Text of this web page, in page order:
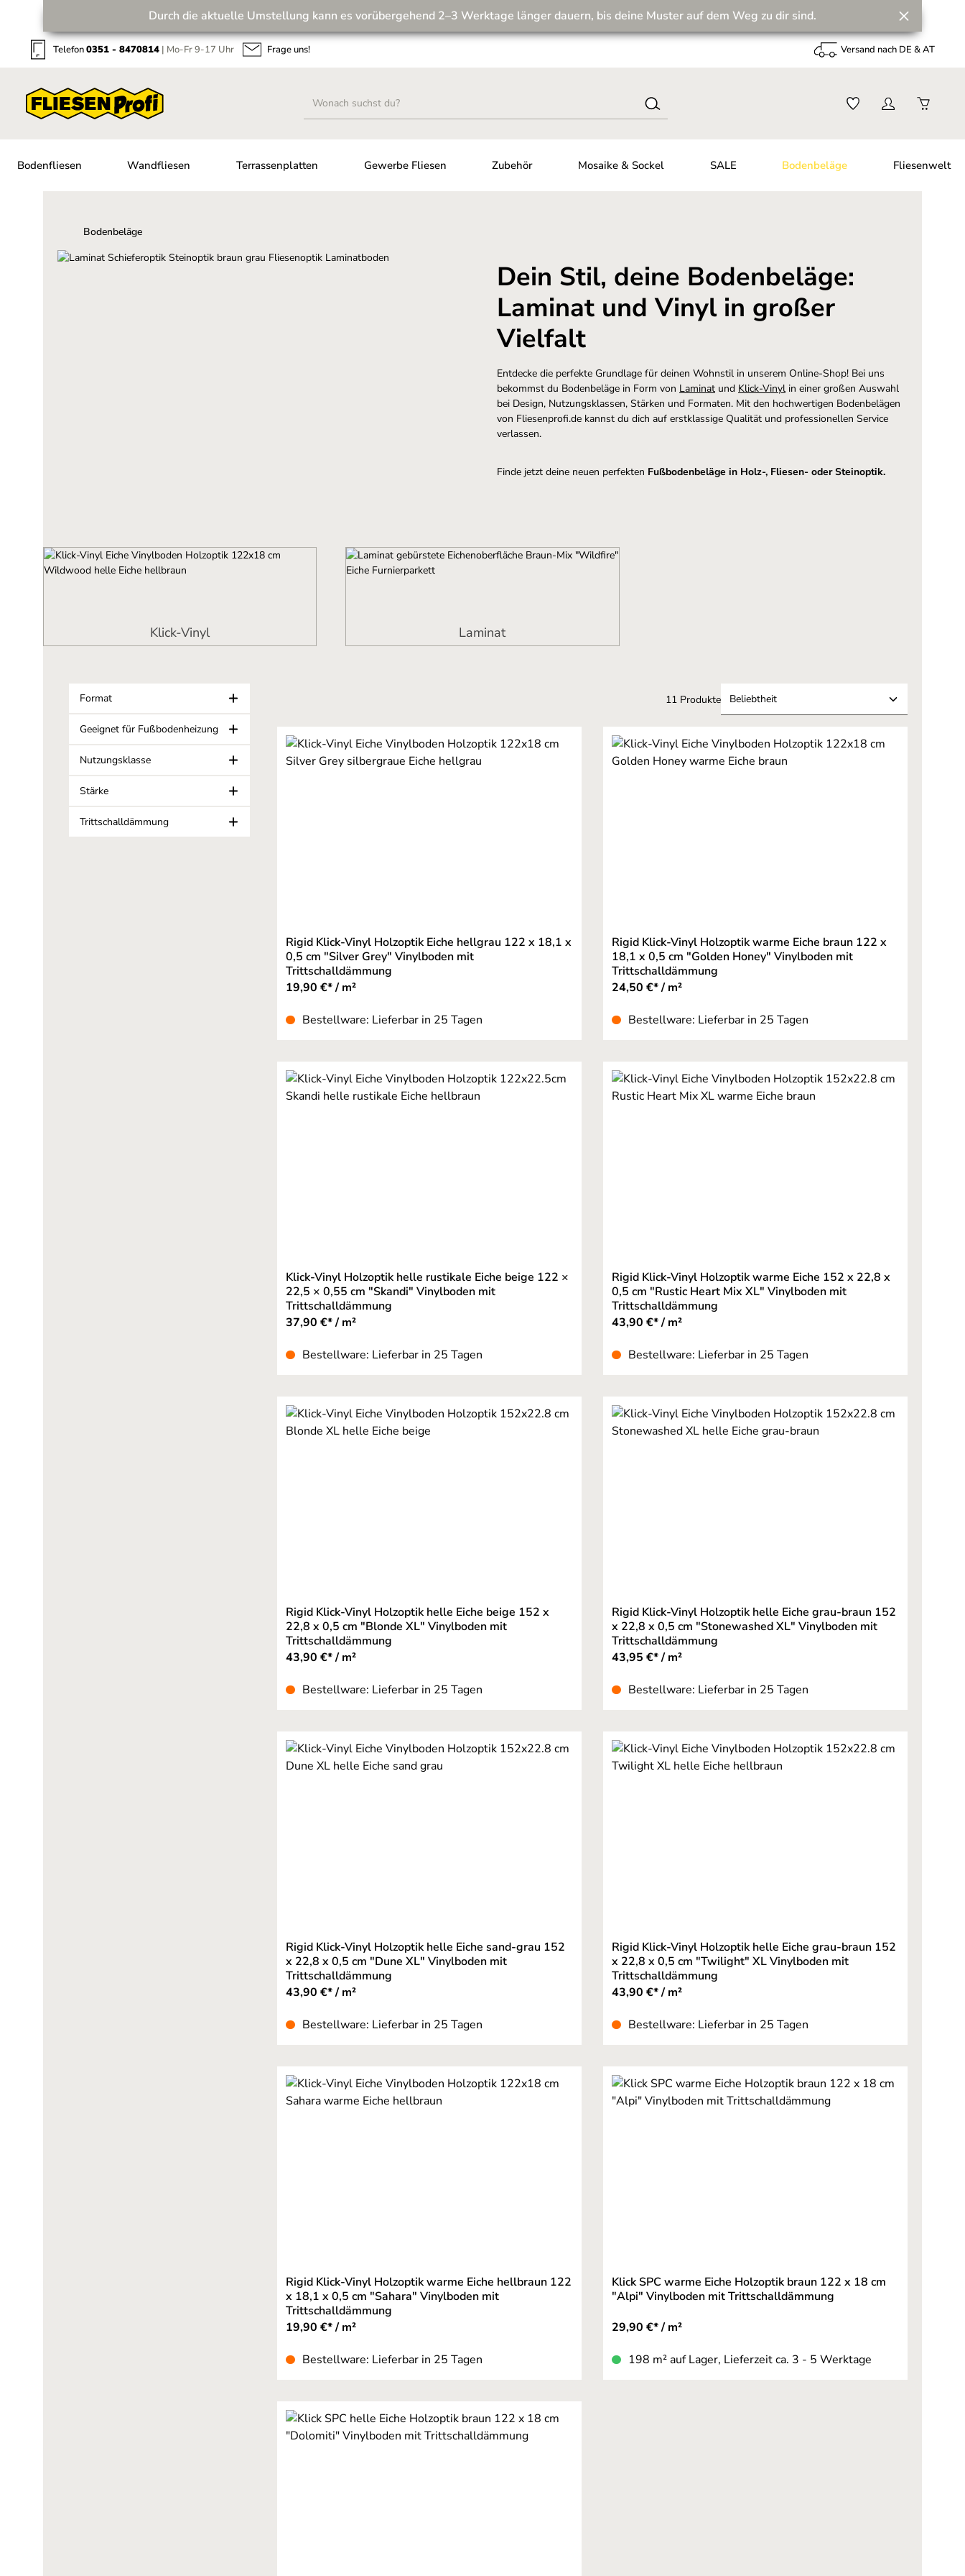
Zur Hauptnavigation springen
Wir machen unseren Musterversand fit für die Zukunft! 💪
Durch die aktuelle Umstellung kann es vorübergehend 2–3 Werktage länger dauern, bis deine Muster auf dem Weg zu dir sind.
Telefon0351 - 8470814 | Mo-Fr 9-17 Uhr Frage uns! Versand nach DE & AT
Bodenfliesen Wandfliesen Terrassenplatten Gewerbe Fliesen Zubehör Mosaike & Sockel SALE Bodenbeläge Fliesenwelt
Bodenbeläge
Dein Stil, deine Bodenbeläge:
Laminat und Vinyl in großer
Vielfalt
Entdecke die perfekte Grundlage für deinen Wohnstil in unserem Online-Shop! Bei uns
bekommst du Bodenbeläge in Form von Laminat und Klick-Vinyl in einer großen Auswahl
bei Design, Nutzungsklassen, Stärken und Formaten. Mit den hochwertigen Bodenbelägen
von Fliesenprofi.de kannst du dich auf erstklassige Qualität und professionellen Service
verlassen.
Finde jetzt deine neuen perfekten Fußbodenbeläge in Holz-, Fliesen- oder Steinoptik.
Klick-Vinyl Laminat
Format
Geeignet für Fußbodenheizung
Nutzungsklasse
Stärke
Trittschalldämmung
11 Produkte
Rigid Klick-Vinyl Holzoptik Eiche hellgrau 122 x 18,1 x
0,5 cm "Silver Grey" Vinylboden mit
Trittschalldämmung
19,90 €* / m²
Bestellware: Lieferbar in 25 Tagen
Rigid Klick-Vinyl Holzoptik warme Eiche braun 122 x
18,1 x 0,5 cm "Golden Honey" Vinylboden mit
Trittschalldämmung
24,50 €* / m²
Bestellware: Lieferbar in 25 Tagen
Klick-Vinyl Holzoptik helle rustikale Eiche beige 122 ×
22,5 × 0,55 cm "Skandi" Vinylboden mit
Trittschalldämmung
37,90 €* / m²
Bestellware: Lieferbar in 25 Tagen
Rigid Klick-Vinyl Holzoptik warme Eiche 152 x 22,8 x
0,5 cm "Rustic Heart Mix XL" Vinylboden mit
Trittschalldämmung
43,90 €* / m²
Bestellware: Lieferbar in 25 Tagen
Rigid Klick-Vinyl Holzoptik helle Eiche beige 152 x
22,8 x 0,5 cm "Blonde XL" Vinylboden mit
Trittschalldämmung
43,90 €* / m²
Bestellware: Lieferbar in 25 Tagen
Rigid Klick-Vinyl Holzoptik helle Eiche grau-braun 152
x 22,8 x 0,5 cm "Stonewashed XL" Vinylboden mit
Trittschalldämmung
43,95 €* / m²
Bestellware: Lieferbar in 25 Tagen
Rigid Klick-Vinyl Holzoptik helle Eiche sand-grau 152
x 22,8 x 0,5 cm "Dune XL" Vinylboden mit
Trittschalldämmung
43,90 €* / m²
Bestellware: Lieferbar in 25 Tagen
Rigid Klick-Vinyl Holzoptik helle Eiche grau-braun 152
x 22,8 x 0,5 cm "Twilight" XL Vinylboden mit
Trittschalldämmung
43,90 €* / m²
Bestellware: Lieferbar in 25 Tagen
Rigid Klick-Vinyl Holzoptik warme Eiche hellbraun 122
x 18,1 x 0,5 cm "Sahara" Vinylboden mit
Trittschalldämmung
19,90 €* / m²
Bestellware: Lieferbar in 25 Tagen
Klick SPC warme Eiche Holzoptik braun 122 x 18 cm
"Alpi" Vinylboden mit Trittschalldämmung
29,90 €* / m²
198 m² auf Lager, Lieferzeit ca. 3 - 5 Werktage